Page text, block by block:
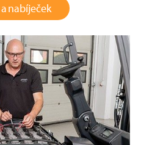
nabíječek